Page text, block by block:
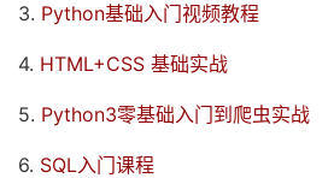
3. Python基础入门视频教程
4. HTML+CSS 基础实战
5. Python3零基础入门到爬虫实战
6. SQL入门课程